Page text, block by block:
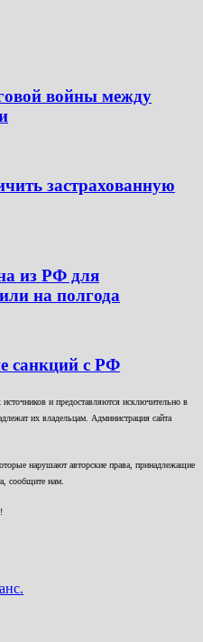
войны между
застрахованную
из РФ для
на полгода
санкций с РФ
и предоставляются исключительно в
их владельцам. Администрация сайта
нарушают авторские права, принадлежащие
сообщите нам.